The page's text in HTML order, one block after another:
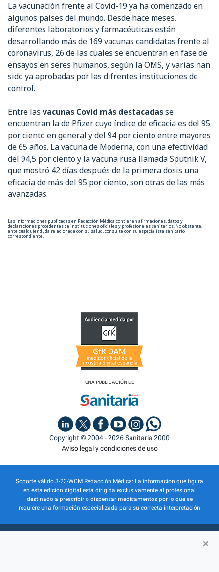
×
La vacunación frente al Covid-19 ya ha comenzado en
algunos países del mundo. Desde hace meses,
diferentes laboratorios y farmacéuticas están
desarrollando más de 169 vacunas candidatas frente al
coronavirus, 26 de las cuales se encuentran en fase de
ensayos en seres humanos, según la OMS, y varias han
sido ya aprobadas por las difrentes instituciones de
control.
Entre las vacunas Covid más destacadasse
encuentran la de Pfizer cuyo índice de eficacia es del 95
por ciento en general y del 94 por ciento entre mayores
de 65 años. La vacuna de Moderna, con una efectividad
del 94,5 por ciento y la vacuna rusa llamada Sputnik V,
que mostró 42 días después de la primera dosis una
eficacia de más del 95 por ciento, son otras de las más
avanzadas.
Las informaciones publicadas en Redacción Médica contienen afirmaciones, datos y
declaraciones procedentes de instituciones oficiales y profesionales sanitarios. No obstante,
ante cualquier duda relacionada con su salud, consulte con su especialista sanitario
correspondiente.
UNA PUBLICACIÓN DE
Copyright © 2004 - 2026 Sanitaria 2000
Aviso legal y condiciones de uso
Soporte válido 3-23-WCM Redacción Médica: La información que figura
en esta edición digital está dirigida exclusivamente al profesional
destinado a prescribir o dispensar medicamentos por lo que se
requiere una formación especializada para su correcta interpretación